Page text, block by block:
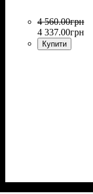
4 560.00грн
4 337.00грн
Купити